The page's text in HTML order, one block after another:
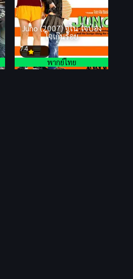
Juno (2007) จูโน่ โจ๋ป่อง
ใจเกินร้อย
7.4
พากย์ไทย